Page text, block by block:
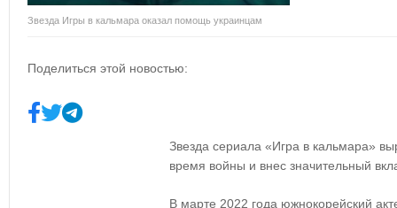
Звезда Игры в кальмара оказал помощь украинцам
Поделиться этой новостью:
Звезда сериала «Игра в кальмара»
время войны и внес значительный
В марте 2022 года южнокорейский